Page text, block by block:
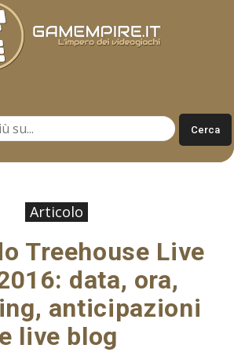
Articolo
Treehouse Live
data, ora,
anticipazioni
e live blog